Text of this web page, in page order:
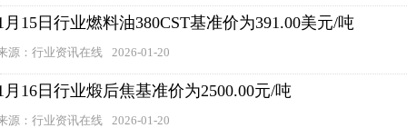
月15日行业燃料油380CST基准价为391.00美元/吨
源：行业资讯在线 2026-01-20
月16日行业煅后焦基准价为2500.00元/吨
源：行业资讯在线 2026-01-20